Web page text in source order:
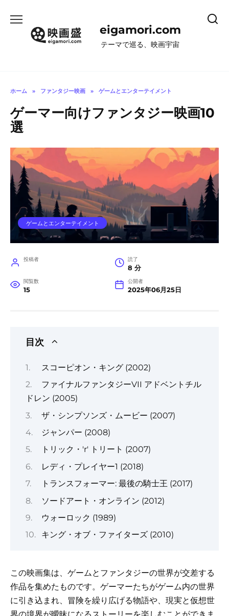
eigamori.com
テーマで巡る、映画宇宙
ホーム » ファンタジー映画 » ゲームとエンターテイメント
ゲーマー向けファンタジー映画10
選
ゲームとエンターテイメント
投稿者 読了
8 分
閲覧数
15
公開者
2025年06月25日
目次
スコーピオン・キング (2002)
ファイナルファンタジーVII アドベントチル
ドレン (2005)
ザ・シンプソンズ・ムービー (2007)
ジャンパー (2008)
トリック・'r' トリート (2007)
レディ・プレイヤー1 (2018)
トランスフォーマー: 最後の騎士王 (2017)
ソードアート・オンライン (2012)
ウォーロック (1989)
キング・オブ・ファイターズ (2010)
この映画集は、ゲームとファンタジーの世界が交差する
作品を集めたものです。ゲーマーたちがゲーム内の世界
に引き込まれ、冒険を繰り広げる物語や、現実と仮想世